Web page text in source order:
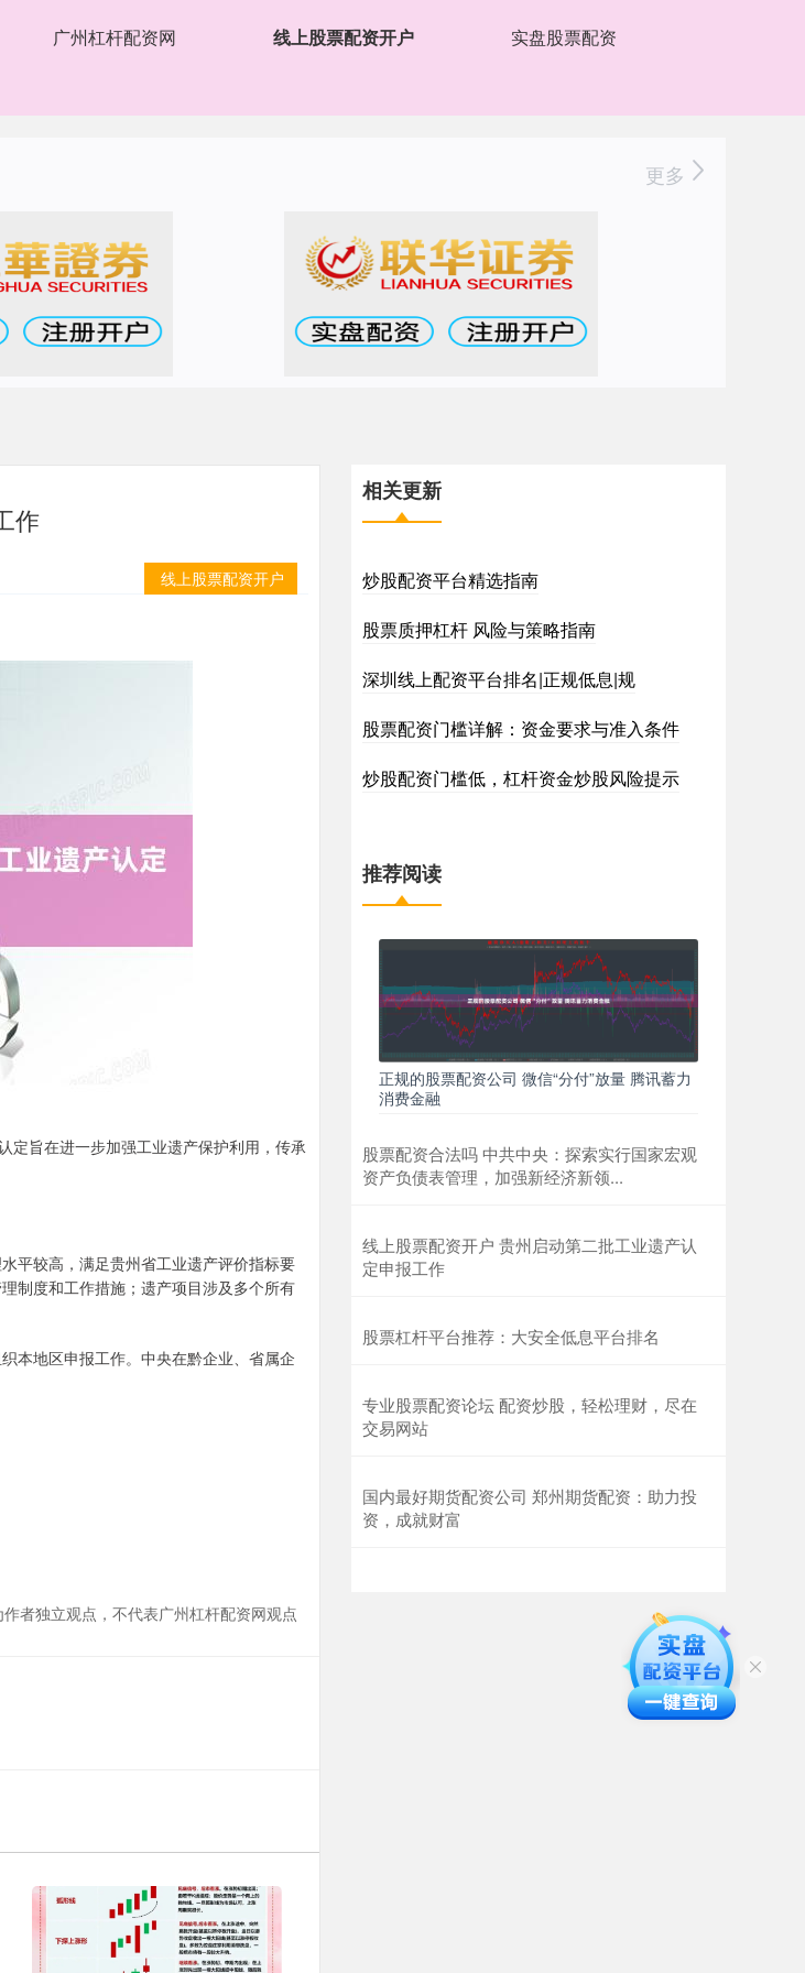
广州杠杆配资网 线上股票配资开户 实盘股票配资
更多
作
线上股票配资开户
定旨在进一步加强工业遗产保护利用，传承
平较高，满足贵州省工业遗产评价指标要
制度和工作措施；遗产项目涉及多个所有
本地区申报工作。中央在黔企业、省属企
者独立观点，不代表广州杠杆配资网观点
相关更新
炒股配资平台精选指南
股票质押杠杆 风险与策略指南
深圳线上配资平台排名|正规低息|规
股票配资门槛详解：资金要求与准入条件
炒股配资门槛低，杠杆资金炒股风险提示
推荐阅读
正规的股票配资公司 微信“分付”放量 腾讯蓄力
消费金融
股票配资合法吗 中共中央：探索实行国家宏观
资产负债表管理，加强新经济新领...
线上股票配资开户 贵州启动第二批工业遗产认
定申报工作
股票杠杆平台推荐：大安全低息平台排名
专业股票配资论坛 配资炒股，轻松理财，尽在
交易网站
国内最好期货配资公司 郑州期货配资：助力投
资，成就财富